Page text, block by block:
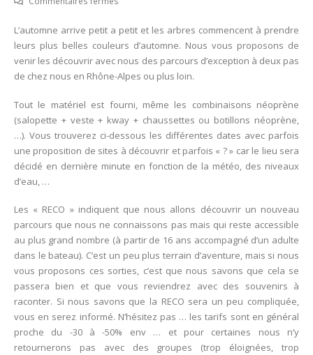
Octobre
au
30
Nov
–
Navigation
automnale
en
canoë-
L’automne arrive petit a petit et les arbres commencent à prendre
leurs plus belles couleurs d’automne. Nous vous proposons de
venir les découvrir avec nous des parcours d’exception à deux pas
de chez nous en Rhône-Alpes ou plus loin.
Tout le matériel est fourni, même les combinaisons néoprène
(salopette + veste + kway + chaussettes ou botillons néoprène,
…). Vous trouverez ci-dessous les différentes dates avec parfois
une proposition de sites à découvrir et parfois « ? » car le lieu sera
décidé en dernière minute en fonction de la météo, des niveaux
d’eau, …
Les « RECO » indiquent que nous allons découvrir un nouveau
parcours que nous ne connaissons pas mais qui reste accessible
au plus grand nombre (à partir de 16 ans accompagné d’un adulte
dans le bateau). C’est un peu plus terrain d’aventure, mais si nous
vous proposons ces sorties, c’est que nous savons que cela se
passera bien et que vous reviendrez avec des souvenirs à
raconter. Si nous savons que la RECO sera un peu compliquée,
vous en serez informé. N’hésitez pas … les tarifs sont en général
proche du -30 à -50% env … et pour certaines nous n’y
retournerons pas avec des groupes (trop éloignées, trop